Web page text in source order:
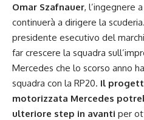
Omar Szafnauer, l’ingegnere
continuerà a dirigere la scuderia.
presidente esecutivo del
far crescere la squadra
Mercedes che lo scorso anno
squadra con la RP20. Il
motorizzata Mercedes
ulteriore step in avanti per